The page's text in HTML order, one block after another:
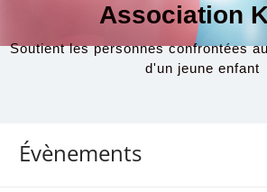
Association
Soutient les personnes confrontées
d'un jeune enfant
Évènements